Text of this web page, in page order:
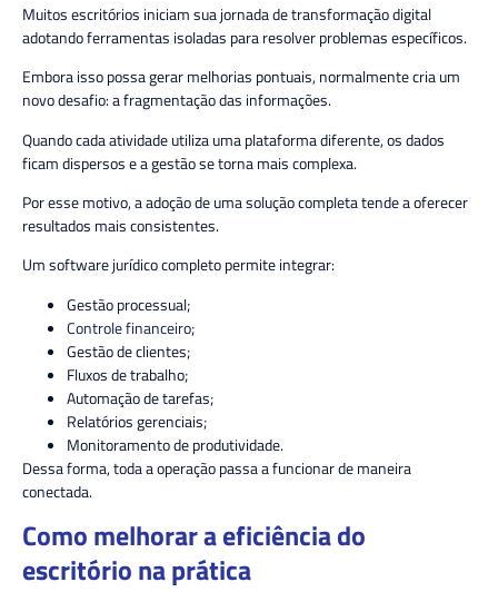
Muitos escritórios iniciam sua jornada de transformação digital
adotando ferramentas isoladas para resolver problemas específicos.
Embora isso possa gerar melhorias pontuais, normalmente cria um
novo desafio: a fragmentação das informações.
Quando cada atividade utiliza uma plataforma diferente, os dados
ficam dispersos e a gestão se torna mais complexa.
Por esse motivo, a adoção de uma solução completa tende a oferecer
resultados mais consistentes.
Um software jurídico completo permite integrar:
Gestão processual;
Controle financeiro;
Gestão de clientes;
Fluxos de trabalho;
Automação de tarefas;
Relatórios gerenciais;
Monitoramento de produtividade.
Dessa forma, toda a operação passa a funcionar de maneira
conectada.
Como melhorar a eficiência do
escritório na prática